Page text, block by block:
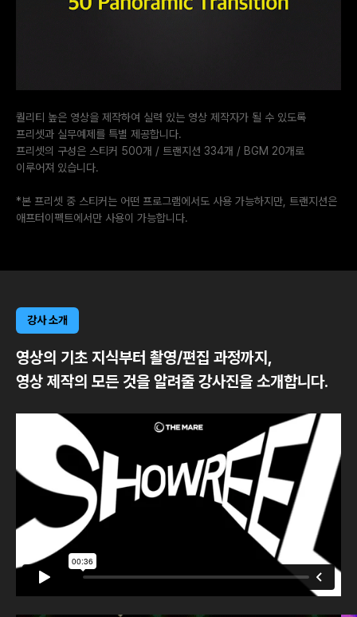
퀄리티 높은 영상을 제작하여 실력 있는 영상 제작자가 될 수 있도록
프리셋과 실무예제를 특별 제공합니다.
프리셋의 구성은 스티커 500개 / 트랜지션 334개 / BGM 20개로
이루어져 있습니다.
*본 프리셋 중 스티커는 어떤 프로그램에서도 사용 가능하지만, 트랜지션은
애프터이펙트에서만 사용이 가능합니다.
강사 소개
영상의 기초 지식부터 촬영/편집 과정까지,
영상 제작의 모든 것을 알려줄 강사진을 소개합니다.